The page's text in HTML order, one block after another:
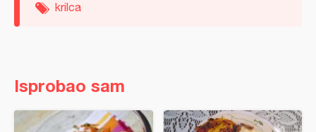
krilca
Isprobao sam